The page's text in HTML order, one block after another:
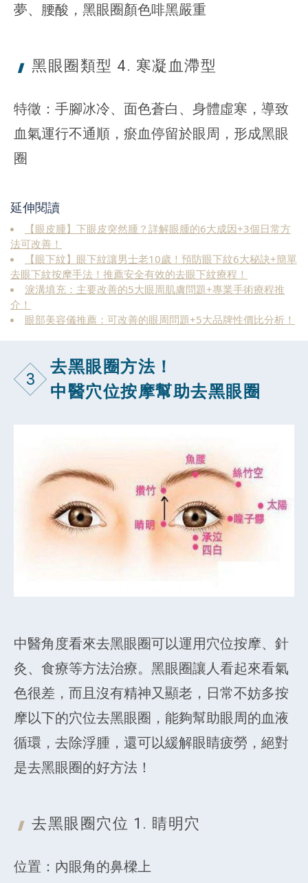
夢、腰酸，黑眼圈顏色啡黑嚴重
黑眼圈類型 4. 寒凝 血滯型
特徵：手腳冰冷、面色蒼白、身體虛寒，導致
血氣運行不通順，瘀血停留於眼周，形成黑眼
圈
延伸閱讀
【眼皮腫】下眼皮突然腫？詳解眼腫的6大成因+3個日常方
法可改善！
【眼下紋】眼下紋讓男士老10歲！預防眼下紋6大秘訣+簡單
去眼下紋按摩手法！推薦安全有效的去眼下紋療程！
淚溝填充：主要改善的5大眼周肌膚問題+專業手術療程推
介！
眼部美容儀推薦：可改善的眼周問題+5大品牌性價比分析！
3
去黑眼圈方法！
中醫穴位按摩幫助去黑眼圈
中醫角度看來去黑眼圈可以運用穴位按摩、針
灸、食療等方法治療。黑眼圈讓人看起來看氣
色很差，而且沒有精神又顯老，日常不妨多按
摩以下的穴位去黑眼圈，能夠幫助眼周的血液
循環，去除浮腫，還可以緩解眼睛疲勞，絕對
是去黑眼圈的好方法！
去黑眼圈穴位 1. 睛明穴
位置：內眼角的鼻樑上